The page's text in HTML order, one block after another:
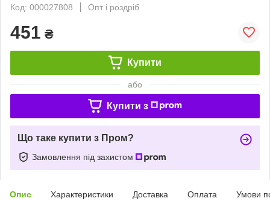
Код: 000027808
Опт і роздріб
451 ₴
Купити
або
Купити з
Що таке купити з Пром?
Замовлення під захистом
Опис Характеристики Доставка Оплата Умови